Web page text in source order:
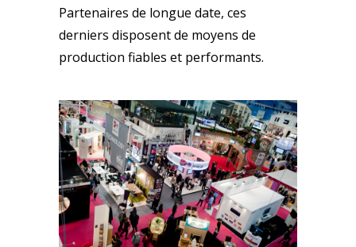
Partenaires de longue date, ces
derniers disposent de moyens de
production fiables et performants.